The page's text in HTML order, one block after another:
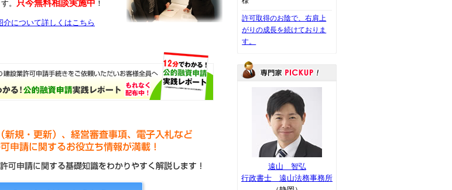
。
只今無料相談実施中 ！
について詳しくはこちら
許可取得のお陰で、右肩上
がりの成長を続けておりま
す。
遠山 智弘
行政書士 遠山法務事務所